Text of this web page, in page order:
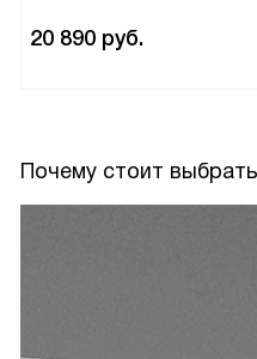
20 890 руб.
Почему стоит